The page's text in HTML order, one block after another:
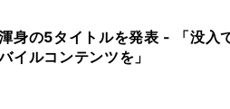
身の5タイトルを発表 - 「没入
イルコンテンツを」